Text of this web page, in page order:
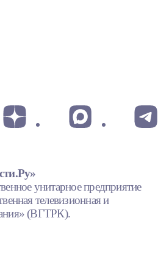
унитарное предприятие
телевизионная и
(ВГТРК).